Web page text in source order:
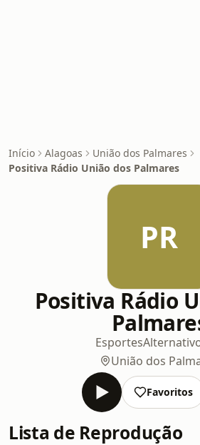
Início Alagoas
União dos Palmares
Positiva Rádio União dos Palmares
PR
Positiva Rádio
Esportes
União dos
Favoritos
Lista de Reprodução